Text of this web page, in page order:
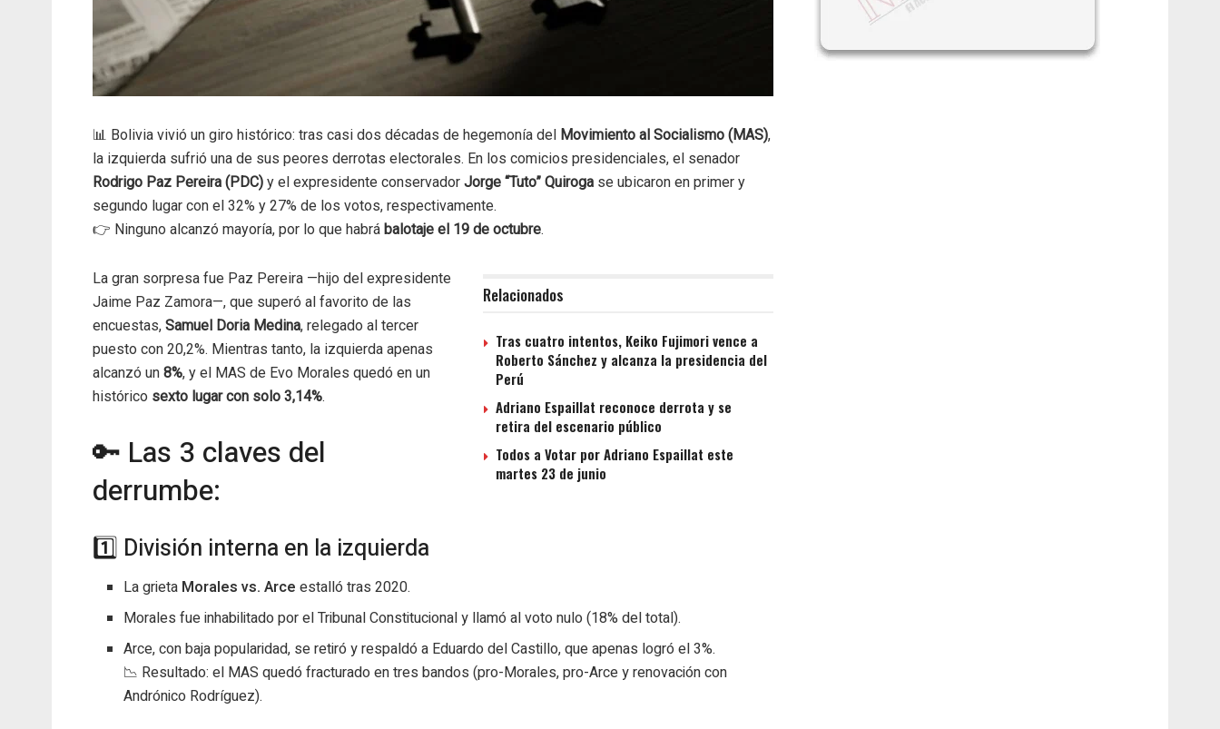
📊 Bolivia vivió un giro histórico: tras casi dos décadas de hegemonía del Movimiento al Socialismo (MAS),
la izquierda sufrió una de sus peores derrotas electorales. En los comicios presidenciales, el senador
Rodrigo Paz Pereira (PDC) y el expresidente conservador Jorge “Tuto” Quiroga se ubicaron en primer y
segundo lugar con el 32% y 27% de los votos, respectivamente.
👉 Ninguno alcanzó mayoría, por lo que habrá balotaje el 19 de octubre.
Relacionados
Tras cuatro intentos, Keiko Fujimori vence a
Roberto Sánchez y alcanza la presidencia del
Perú
Adriano Espaillat reconoce derrota y se
retira del escenario público
Todos a Votar por Adriano Espaillat este
martes 23 de junio
La gran sorpresa fue Paz Pereira —hijo del expresidente
Jaime Paz Zamora—, que superó al favorito de las
encuestas, Samuel Doria Medina, relegado al tercer
puesto con 20,2%. Mientras tanto, la izquierda apenas
alcanzó un 8%, y el MAS de Evo Morales quedó en un
histórico sexto lugar con solo 3,14%.
🔑 Las 3 claves del
derrumbe:
1️⃣ División interna en la izquierda
La grieta Morales vs. Arce estalló tras 2020.
Morales fue inhabilitado por el Tribunal Constitucional y llamó al voto nulo (18% del total).
Arce, con baja popularidad, se retiró y respaldó a Eduardo del Castillo, que apenas logró el 3%.
📉 Resultado: el MAS quedó fracturado en tres bandos (pro-Morales, pro-Arce y renovación con
Andrónico Rodríguez).